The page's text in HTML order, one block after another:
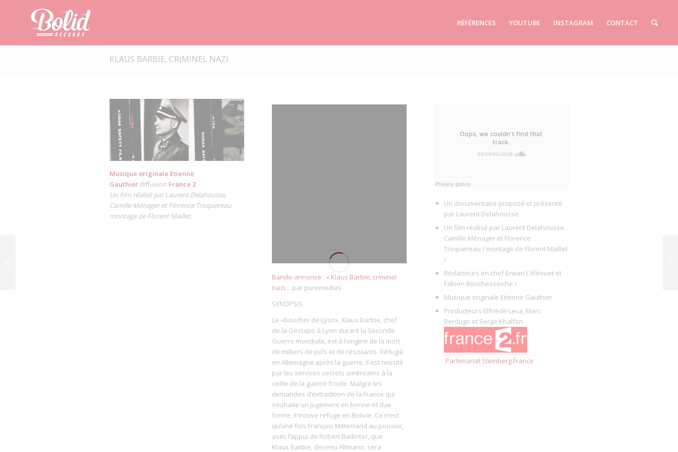
RÉFÉRENCES YOUTUBE INSTAGRAM CONTACT
KLAUS BARBIE, CRIMINEL NAZI
Musique originale Etienne
Gauthier diffusion France 2
Un film réalisé par Laurent Delahousse,
Camille Ménager et Florence Troquereau,
montage de Florent Maillet.
Bande-annonce : « Klaus Barbie, criminel
nazi… par puremedias
SYNOPSIS
Le «boucher de Lyon», Klaus Barbie, chef
de la Gestapo à Lyon durant la Seconde
Guerre mondiale, est à l’origine de la mort
de milliers de juifs et de résistants. Réfugié
en Allemagne après la guerre, il est recruté
par les services secrets américains à la
veille de la guerre froide. Malgré les
demandes d’extradition de la France qui
souhaite un jugement en bonne et due
forme, il trouve refuge en Bolivie. Ce n’est
qu’une fois François Mitterrand au pouvoir,
avec l’appui de Robert Badinter, que
Klaus Barbie, devenu Altmann, sera
Un documentaire proposé et présenté
par Laurent Delahousse
Un film réalisé par Laurent Delahousse,
Camille Ménager et Florence
Troquereau / montage de Florent Maillet
/
Rédacteurs en chef Erwan L’éléouet et
Fabien Bouchesseiche /
Musique originale Etienne Gauthier
Producteurs Elfriede Leca, Marc
Berdugo et Serge Khalfon
Partenariat Steinberg France